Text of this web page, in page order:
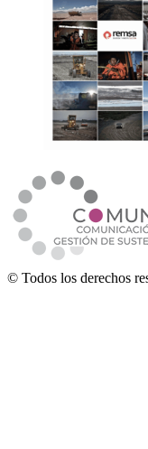
© Todos los derechos